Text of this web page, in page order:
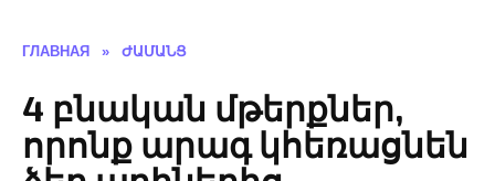
ГЛАВНАЯ » ԺԱՄԱՆՑ
4 բնական մթերքներ,
որոնք արագ կհեռացնեն